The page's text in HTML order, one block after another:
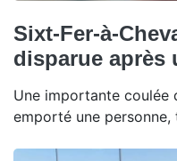
Sixt-Fer-à-
disparue après
Une importante coulée
emporté une